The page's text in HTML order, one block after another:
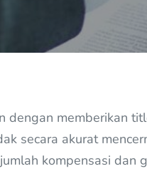
dengan memberikan
secara akurat
kompensasi dan